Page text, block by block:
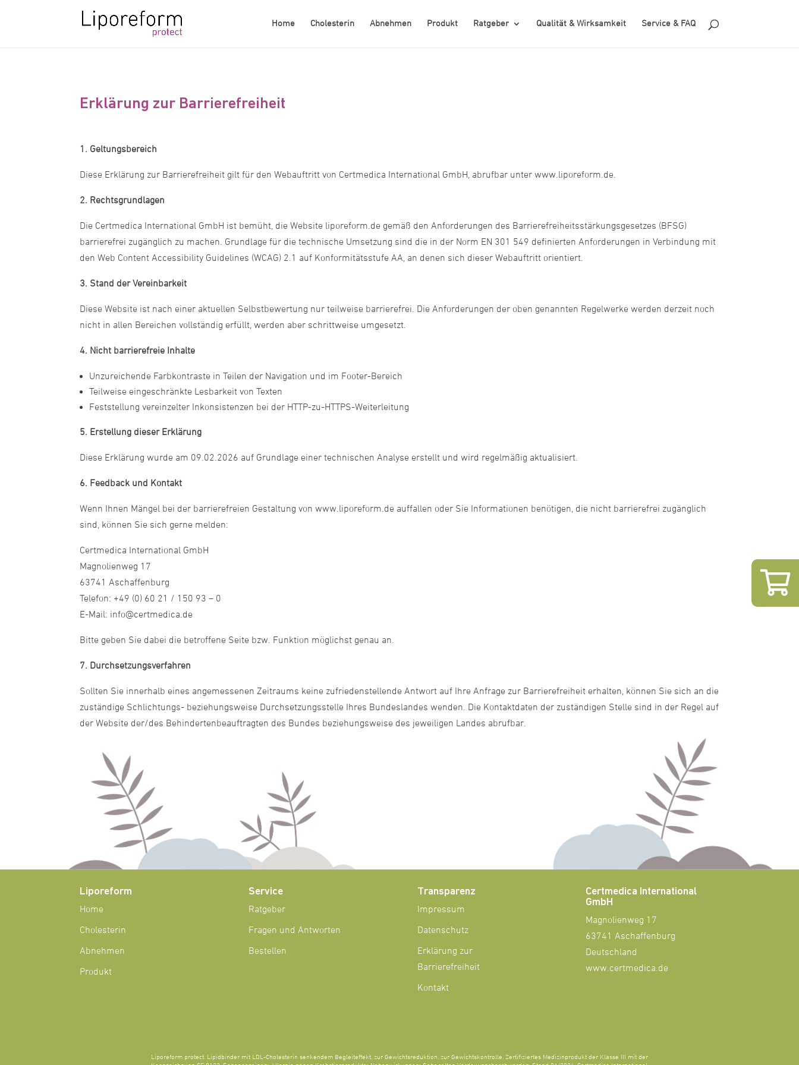
Home Cholesterin Abnehmen Produkt Ratgeber Qualität & Wirksamkeit Service & FAQ
Erklärung zur Barrierefreiheit
1. Geltungsbereich
Diese Erklärung zur Barrierefreiheit gilt für den Webauftritt von Certmedica International GmbH, abrufbar unter www.liporeform.de.
2. Rechtsgrundlagen
Die Certmedica International GmbH ist bemüht, die Website liporeform.de gemäß den Anforderungen des Barrierefreiheitsstärkungsgesetzes (BFSG)
barrierefrei zugänglich zu machen. Grundlage für die technische Umsetzung sind die in der Norm EN 301 549 definierten Anforderungen in Verbindung mit
den Web Content Accessibility Guidelines (WCAG) 2.1 auf Konformitätsstufe AA, an denen sich dieser Webauftritt orientiert.
3. Stand der Vereinbarkeit
Diese Website ist nach einer aktuellen Selbstbewertung nur teilweise barrierefrei. Die Anforderungen der oben genannten Regelwerke werden derzeit noch
nicht in allen Bereichen vollständig erfüllt, werden aber schrittweise umgesetzt.
4. Nicht barrierefreie Inhalte
Unzureichende Farbkontraste in Teilen der Navigation und im Footer-Bereich
Teilweise eingeschränkte Lesbarkeit von Texten
Feststellung vereinzelter Inkonsistenzen bei der HTTP-zu-HTTPS-Weiterleitung
5. Erstellung dieser Erklärung
Diese Erklärung wurde am 09.02.2026 auf Grundlage einer technischen Analyse erstellt und wird regelmäßig aktualisiert.
6. Feedback und Kontakt
Wenn Ihnen Mängel bei der barrierefreien Gestaltung von www.liporeform.de auffallen oder Sie Informationen benötigen, die nicht barrierefrei zugänglich
sind, können Sie sich gerne melden:
Certmedica International GmbH
Magnolienweg 17
63741 Aschaffenburg
Telefon: +49 (0) 60 21 / 150 93 – 0
E-Mail: info@certmedica.de
Bitte geben Sie dabei die betroffene Seite bzw. Funktion möglichst genau an.
7. Durchsetzungsverfahren
Sollten Sie innerhalb eines angemessenen Zeitraums keine zufriedenstellende Antwort auf Ihre Anfrage zur Barrierefreiheit erhalten, können Sie sich an die
zuständige Schlichtungs- beziehungsweise Durchsetzungsstelle Ihres Bundeslandes wenden. Die Kontaktdaten der zuständigen Stelle sind in der Regel auf
der Website der/des Behindertenbeauftragten des Bundes beziehungsweise des jeweiligen Landes abrufbar.
Liporeform
Home
Cholesterin
Abnehmen
Produkt
Service
Ratgeber
Fragen und Antworten
Bestellen
Transparenz
Impressum
Datenschutz
Erklärung zur
Barrierefreiheit
Kontakt
Certmedica International
GmbH
Magnolienweg 17
63741 Aschaffenburg
Deutschland
www.certmedica.de
Liporeform protect. Lipidbinder mit LDL-Cholesterin senkendem Begleiteffekt, zur Gewichtsreduktion, zur Gewichtskontrolle. Zertifiziertes Medizinprodukt der Klasse III mit der